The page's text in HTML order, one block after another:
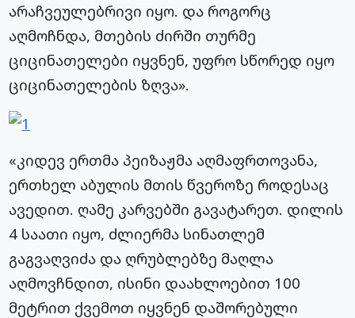
არაჩვეულებრივი იყო. და როგორც
აღმოჩნდა, მთების ძირში თურმე
ციცინათელები იყვნენ, უფრო სწორედ იყო
ციცინათელების ზღვა».
«კიდევ ერთმა პეიზაჟმა აღმაფრთოვანა,
ერთხელ აბულის მთის წვეროზე როდესაც
ავედით. ღამე კარვებში გავატარეთ. დილის
4 საათი იყო, ძლიერმა სინათლემ
გაგვაღვიძა და ღრუბლებზე მაღლა
აღმოვჩნდით, ისინი დაახლოებით 100
მეტრით ქვემოთ იყვნენ დაშორებული